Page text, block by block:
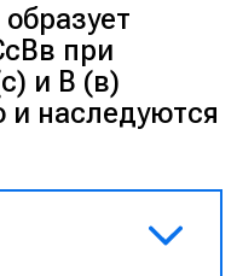
при
и В (в)
наследуются